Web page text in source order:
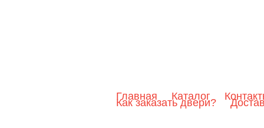
Главная Каталог
Как заказать двери?